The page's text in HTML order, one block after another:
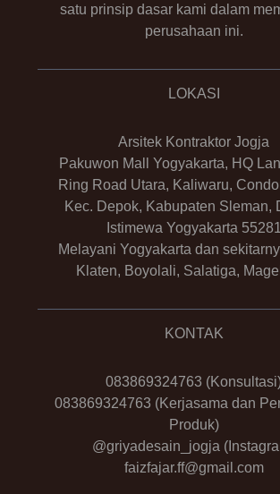
satu prinsip dasar kami dalam
perusahaan ini.
LOKASI
Arsitek Kontraktor Jogja
Pakuwon Mall Yogyakarta, HQ
Ring Road Utara, Kaliwaru,
Kec. Depok, Kabupaten Sleman,
Istimewa Yogyakarta 55281
Melayani Yogyakarta dan
Klaten, Boyolali, Salatiga,
KONTAK
083869324763
083869324763 (Kerjasama dan
Produk)
@griyadesain_jogja
faizfajar.ff@gmail.com